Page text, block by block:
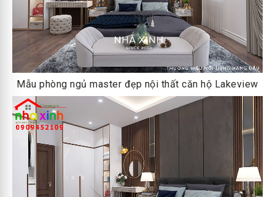
Mẫu phòng ngủ master đẹp nội thất căn hộ Lakeview